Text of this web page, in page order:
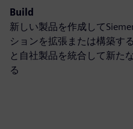
Build
新しい製品を作成して
ションを拡張または構築す
と自社製品を統合して新た
る